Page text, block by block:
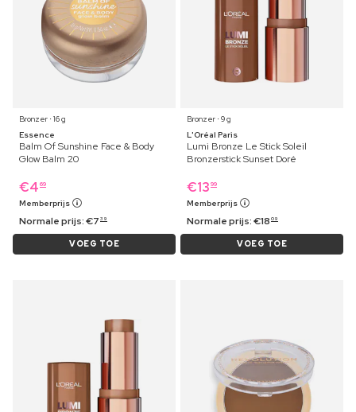
Bronzer ⋅ 16 g
Essence
Balm Of Sunshine Face & Body
Glow Balm 20
€4 69
Memberprijs
Normale prijs:€7 39
VOEG TOE
Bronzer ⋅ 9 g
L'Oréal Paris
Lumi Bronze Le Stick Soleil
Bronzerstick Sunset Doré
€13 99
Memberprijs
Normale prijs:€18 09
VOEG TOE